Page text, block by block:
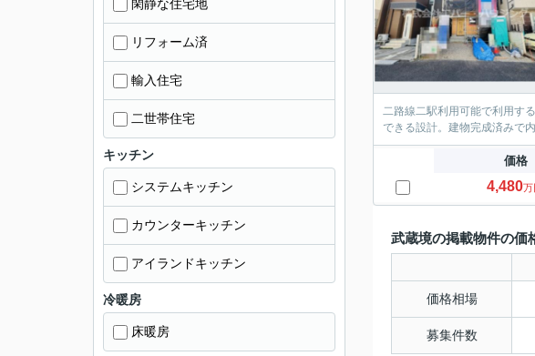
二路線二駅利用可能で利用す
できる設計。建物完成済みで
価格
4,480万
武蔵境の掲載物件の価
価格相場
募集件数
閑静な住宅地
リフォーム済
輸入住宅
二世帯住宅
キッチン
システムキッチン
カウンターキッチン
アイランドキッチン
冷暖房
床暖房